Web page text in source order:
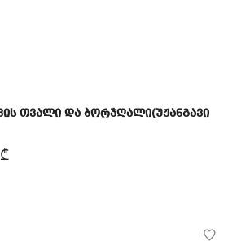
თვალი და ბორჯღალი(უჟანგავი
₾